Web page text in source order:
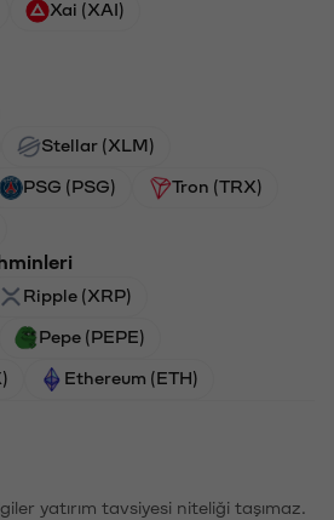
Xai (XAI)
Stellar (XLM)
PSG (PSG) Tron (TRX)
Ripple (XRP)
Pepe (PEPE)
Ethereum (ETH)
yatırım tavsiyesi niteliği taşımaz.